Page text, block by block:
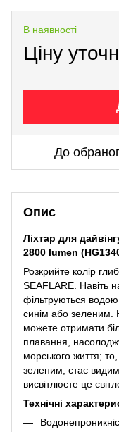
В наявності
Ціну
До
Опис
Ліхтар для
2800 lumen
Розкрийте колір
SEAFLARE. Навіть
фільтруються
синім або зеленим.
можете отримати
плавання,
морського життя;
зеленим, стає
висвітлюєте це
Технічні